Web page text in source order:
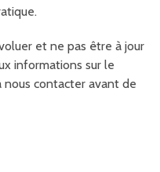
et ne pas être à jour
informations sur le
nous contacter avant de